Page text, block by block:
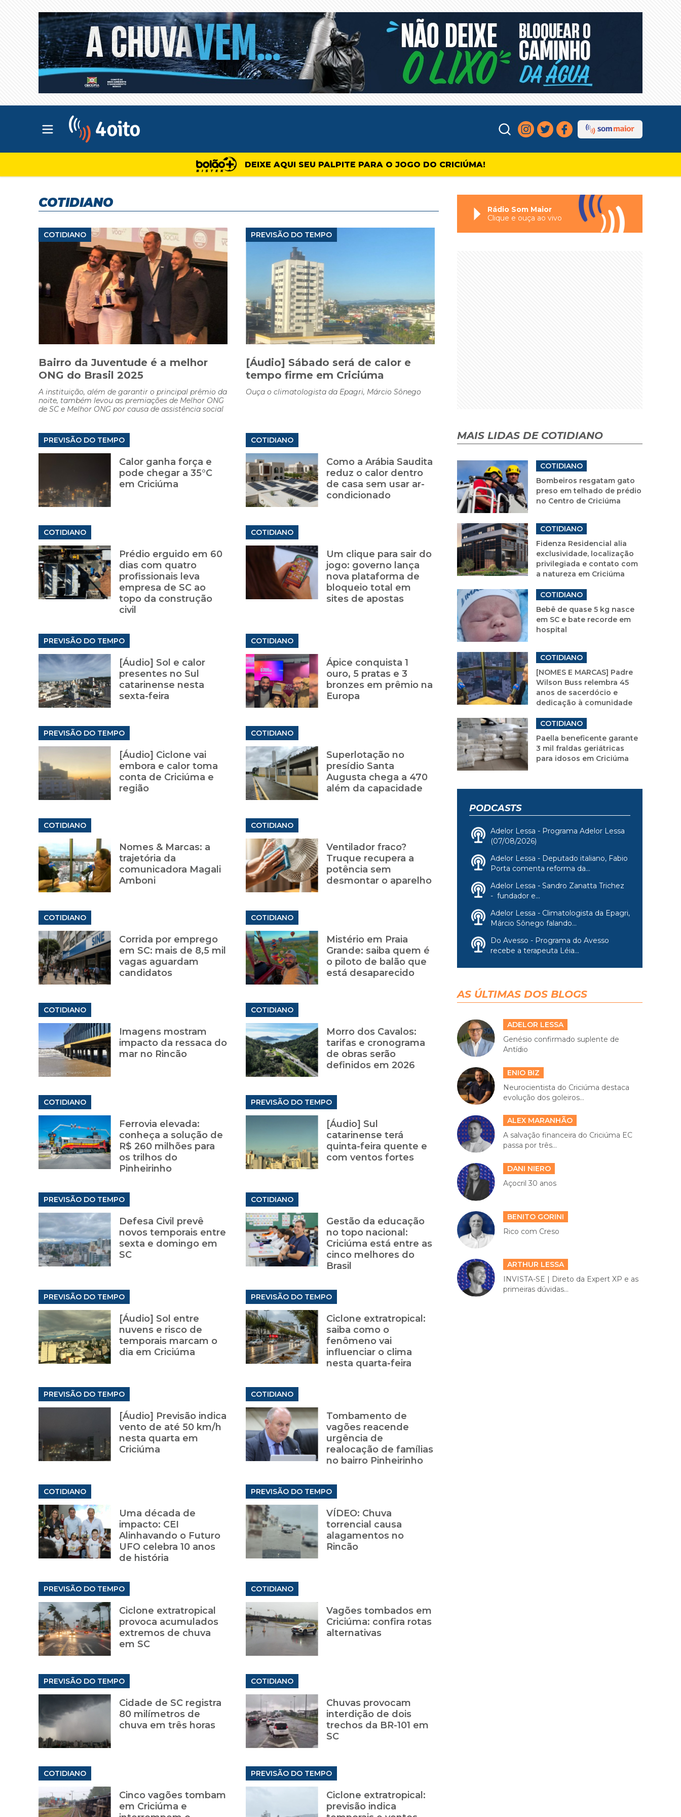
Abrir menu principal
DEIXE AQUI SEU PALPITE PARA O JOGO DO CRICIÚMA!
COTIDIANO
COTIDIANO
Bairro da Juventude é a melhor
ONG do Brasil 2025
A instituição, além de garantir o principal prêmio da
noite, também levou as premiações de Melhor ONG
de SC e Melhor ONG por causa de assistência social
PREVISÃO DO TEMPO
[Áudio] Sábado será de calor e
tempo firme em Criciúma
Ouça o climatologista da Epagri, Márcio Sônego
PREVISÃO DO TEMPO
Calor ganha força e
pode chegar a 35°C
em Criciúma
COTIDIANO
Como a Arábia Saudita
reduz o calor dentro
de casa sem usar ar-
condicionado
COTIDIANO
Prédio erguido em 60
dias com quatro
profissionais leva
empresa de SC ao
topo da construção
civil
COTIDIANO
Um clique para sair do
jogo: governo lança
nova plataforma de
bloqueio total em
sites de apostas
PREVISÃO DO TEMPO
[Áudio] Sol e calor
presentes no Sul
catarinense nesta
sexta-feira
COTIDIANO
Ápice conquista 1
ouro, 5 pratas e 3
bronzes em prêmio na
Europa
PREVISÃO DO TEMPO
[Áudio] Ciclone vai
embora e calor toma
conta de Criciúma e
região
COTIDIANO
Superlotação no
presídio Santa
Augusta chega a 470
além da capacidade
COTIDIANO
Nomes & Marcas: a
trajetória da
comunicadora Magali
Amboni
COTIDIANO
Ventilador fraco?
Truque recupera a
potência sem
desmontar o aparelho
COTIDIANO
Corrida por emprego
em SC: mais de 8,5 mil
vagas aguardam
candidatos
COTIDIANO
Mistério em Praia
Grande: saiba quem é
o piloto de balão que
está desaparecido
COTIDIANO
Imagens mostram
impacto da ressaca do
mar no Rincão
COTIDIANO
Morro dos Cavalos:
tarifas e cronograma
de obras serão
definidos em 2026
COTIDIANO
Ferrovia elevada:
conheça a solução de
R$ 260 milhões para
os trilhos do
Pinheirinho
PREVISÃO DO TEMPO
[Áudio] Sul
catarinense terá
quinta-feira quente e
com ventos fortes
PREVISÃO DO TEMPO
Defesa Civil prevê
novos temporais entre
sexta e domingo em
SC
COTIDIANO
Gestão da educação
no topo nacional:
Criciúma está entre as
cinco melhores do
Brasil
PREVISÃO DO TEMPO
[Áudio] Sol entre
nuvens e risco de
temporais marcam o
dia em Criciúma
PREVISÃO DO TEMPO
Ciclone extratropical:
saiba como o
fenômeno vai
influenciar o clima
nesta quarta-feira
PREVISÃO DO TEMPO
[Áudio] Previsão indica
vento de até 50 km/h
nesta quarta em
Criciúma
COTIDIANO
Tombamento de
vagões reacende
urgência de
realocação de famílias
no bairro Pinheirinho
COTIDIANO
Uma década de
impacto: CEI
Alinhavando o Futuro
UFO celebra 10 anos
de história
PREVISÃO DO TEMPO
VÍDEO: Chuva
torrencial causa
alagamentos no
Rincão
PREVISÃO DO TEMPO
Ciclone extratropical
provoca acumulados
extremos de chuva
em SC
COTIDIANO
Vagões tombados em
Criciúma: confira rotas
alternativas
PREVISÃO DO TEMPO
Cidade de SC registra
80 milímetros de
chuva em três horas
COTIDIANO
Chuvas provocam
interdição de dois
trechos da BR-101 em
SC
COTIDIANO
Cinco vagões tombam
em Criciúma e
PREVISÃO DO TEMPO
Ciclone extratropical:
previsão indica
Rádio Som Maior
Clique e ouça ao vivo
MAIS LIDAS DE COTIDIANO
COTIDIANO
Bombeiros resgatam gato
preso em telhado de prédio
no Centro de Criciúma
COTIDIANO
Fidenza Residencial alia
exclusividade, localização
privilegiada e contato com
a natureza em Criciúma
COTIDIANO
Bebê de quase 5 kg nasce
em SC e bate recorde em
hospital
COTIDIANO
[NOMES E MARCAS] Padre
Wilson Buss relembra 45
anos de sacerdócio e
dedicação à comunidade
COTIDIANO
Paella beneficente garante
3 mil fraldas geriátricas
para idosos em Criciúma
PODCASTS
Adelor Lessa - Programa Adelor Lessa
(07/08/2026)
Adelor Lessa - Deputado italiano, Fabio
Porta comenta reforma da...
Adelor Lessa - Sandro Zanatta Trichez
- fundador e...
Adelor Lessa - Climatologista da Epagri,
Márcio Sônego falando...
Do Avesso - Programa do Avesso
recebe a terapeuta Léia...
AS ÚLTIMAS DOS BLOGS
ADELOR LESSA
Genésio confirmado suplente de
Antídio
ENIO BIZ
Neurocientista do Criciúma destaca
evolução dos goleiros...
ALEX MARANHÃO
A salvação financeira do Criciúma EC
passa por três...
DANI NIERO
Açocril 30 anos
BENITO GORINI
Rico com Creso
ARTHUR LESSA
INVISTA-SE | Direto da Expert XP e as
primeiras dúvidas...